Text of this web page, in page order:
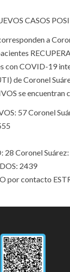
CASOS
a
con COVID-19
de Coronel
se
57 Coronel
Coronel
2439
por contacto